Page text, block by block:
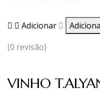
Adicionar
(0 revisão)
VINHO